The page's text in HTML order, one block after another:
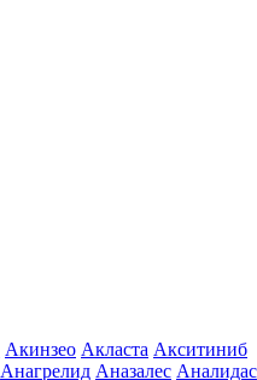
Акинзео Акласта Акситиниб
Анагрелид Аназалес Аналидас